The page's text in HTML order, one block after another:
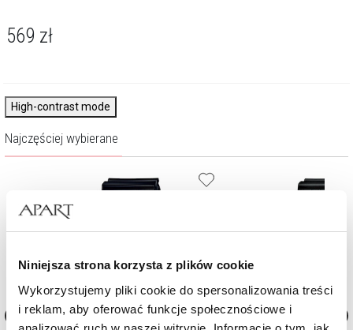
Niniejsza strona korzysta z plików cookie
Wykorzystujemy pliki cookie do spersonalizowania treści
i reklam, aby oferować funkcje społecznościowe i
569 zł
High-contrast mode
Najczęściej wybierane